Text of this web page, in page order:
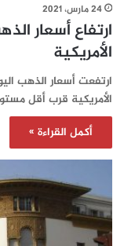
24 مارس، 2021
ارتفاع أسعار
الأمريكية
ارتفعت أسعار الذهب
الأمريكية قرب أقل
أكمل القراءة »